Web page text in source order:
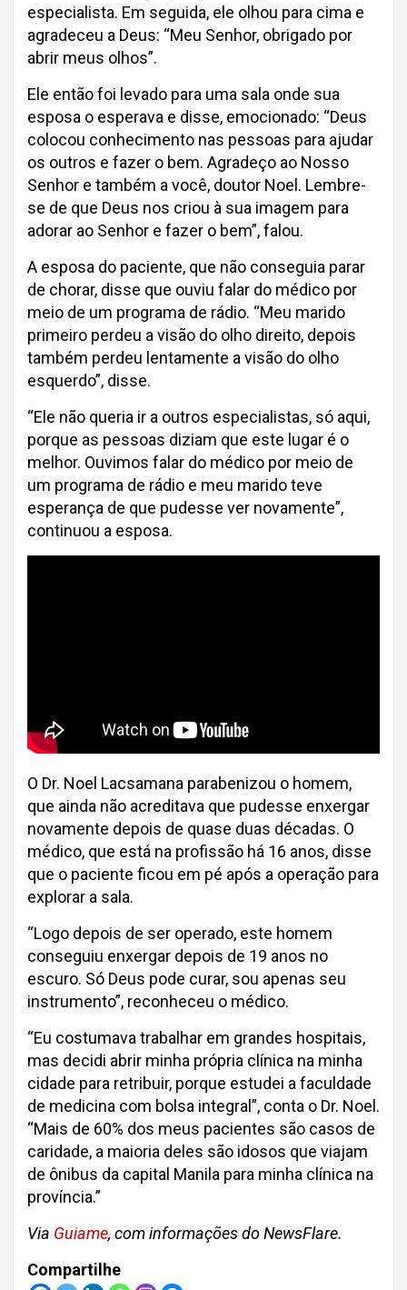
especialista. Em seguida, ele olhou para cima e
agradeceu a Deus: “Meu Senhor, obrigado por
abrir meus olhos”.
Ele então foi levado para uma sala onde sua
esposa o esperava e disse, emocionado: “Deus
colocou conhecimento nas pessoas para ajudar
os outros e fazer o bem. Agradeço ao Nosso
Senhor e também a você, doutor Noel. Lembre-
se de que Deus nos criou à sua imagem para
adorar ao Senhor e fazer o bem”, falou.
A esposa do paciente, que não conseguia parar
de chorar, disse que ouviu falar do médico por
meio de um programa de rádio. “Meu marido
primeiro perdeu a visão do olho direito, depois
também perdeu lentamente a visão do olho
esquerdo”, disse.
“Ele não queria ir a outros especialistas, só aqui,
porque as pessoas diziam que este lugar é o
melhor. Ouvimos falar do médico por meio de
um programa de rádio e meu marido teve
esperança de que pudesse ver novamente”,
continuou a esposa.
O Dr. Noel Lacsamana parabenizou o homem,
que ainda não acreditava que pudesse enxergar
novamente depois de quase duas décadas. O
médico, que está na profissão há 16 anos, disse
que o paciente ficou em pé após a operação para
explorar a sala.
“Logo depois de ser operado, este homem
conseguiu enxergar depois de 19 anos no
escuro. Só Deus pode curar, sou apenas seu
instrumento”, reconheceu o médico.
“Eu costumava trabalhar em grandes hospitais,
mas decidi abrir minha própria clínica na minha
cidade para retribuir, porque estudei a faculdade
de medicina com bolsa integral”, conta o Dr. Noel.
“Mais de 60% dos meus pacientes são casos de
caridade, a maioria deles são idosos que viajam
de ônibus da capital Manila para minha clínica na
província.”
Via Guiame, com informações do NewsFlare.
Compartilhe